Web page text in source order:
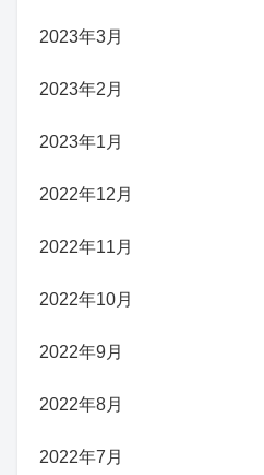
2023年3月
2023年2月
2023年1月
2022年12月
2022年11月
2022年10月
2022年9月
2022年8月
2022年7月